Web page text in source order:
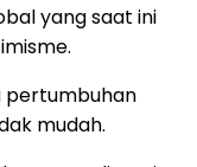
yang saat ini
pertumbuhan
mudah.